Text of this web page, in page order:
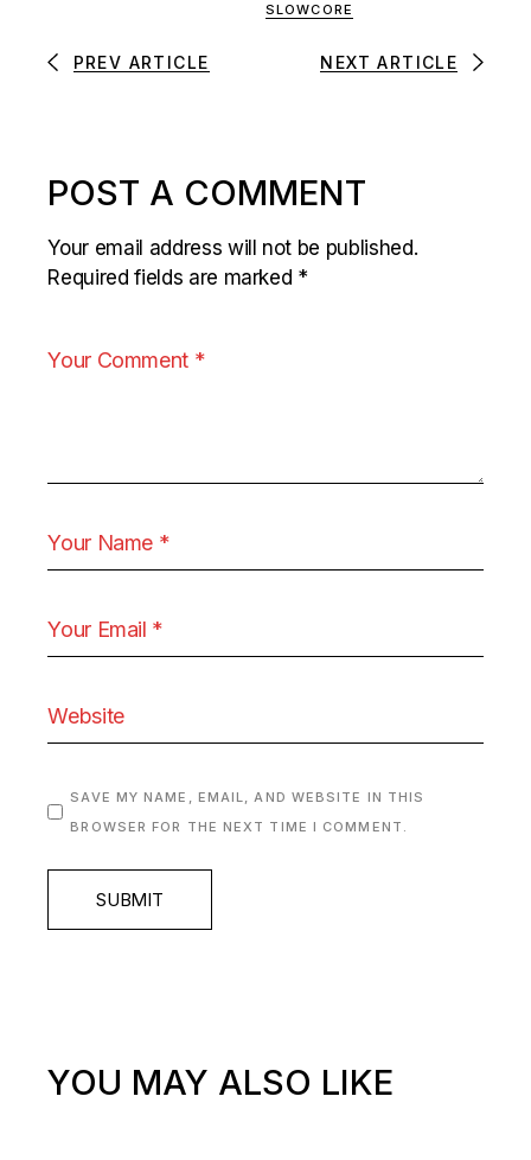
SLOWCORE
PREV ARTICLE NEXT ARTICLE
POST A COMMENT
Your email address will not be published.
Required fields are marked *
SAVE MY NAME, EMAIL, AND WEBSITE IN THIS
BROWSER FOR THE NEXT TIME I COMMENT.
SUBMIT
YOU MAY ALSO LIKE